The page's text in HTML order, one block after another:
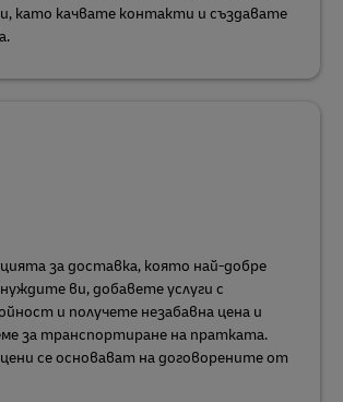
като качвате контакти и създавате
за доставка, която най-добре
ви, добавете услуги с
и получете незабавна цена и
за транспортиране на пратката.
се основават на договорените от